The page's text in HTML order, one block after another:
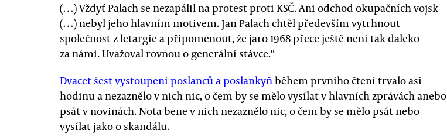
(…) Vždyť Palach se nezapálil na protest proti KSČ. Ani odchod okupačních vojsk
(…) nebyl jeho hlavním motivem. Jan Palach chtěl především vytrhnout
společnost z letargie a připomenout, že jaro 1968 přece ještě není tak daleko
za námi. Uvažoval rovnou o generální stávce.“
Dvacet šest vystoupení poslanců a poslankyňběhem prvního čtení trvalo asi
hodinu a nezaznělo v nich nic, o čem by se mělo vysílat v hlavních zprávách anebo
psát v novinách. Nota bene v nich nezaznělo nic, o čem by se mělo psát nebo
vysílat jako o skandálu.